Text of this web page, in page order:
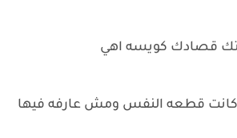
قصادك كويسه اهي
كانت قطعه النفس ومش عارفه فيها